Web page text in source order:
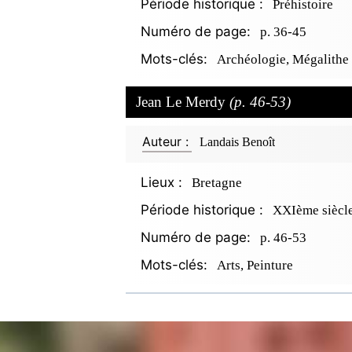
Période historique : Préhistoire
Numéro de page: p. 36-45
Mots-clés: Archéologie, Mégalithe
Jean Le Merdy (p. 46-53)
Auteur : Landais Benoît
Lieux : Bretagne
Période historique : XXIème
Numéro de page: p. 46-53
Mots-clés: Arts, Peinture